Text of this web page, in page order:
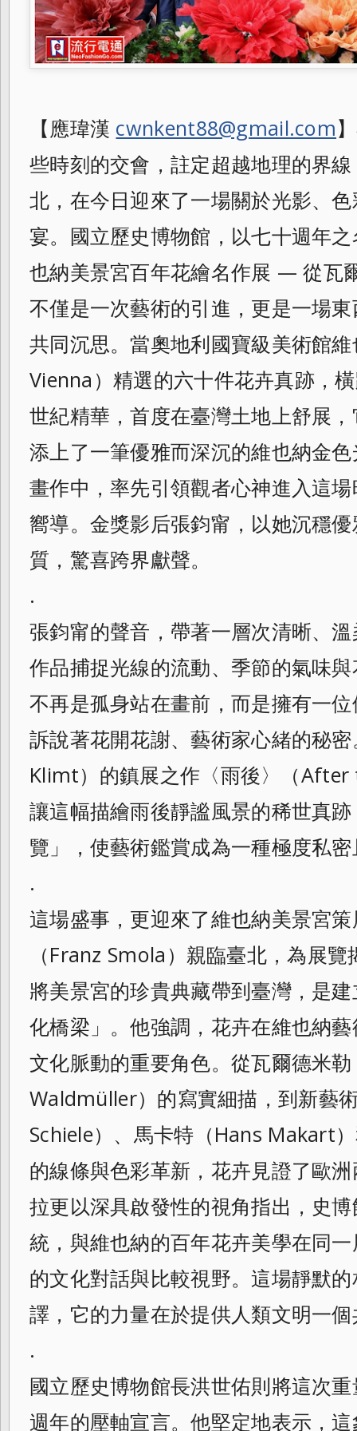
【應瑋漢 cwnkent88@gmail.com
些時刻的交會，註定超越地理的界
北，在今日迎來了一場關於光影、
宴。國立歷史博物館，以七十週年
也納美景宮百年花繪名作展 — 從瓦
不僅是一次藝術的引進，更是一場
共同沉思。當奧地利國寶級美術館
Vienna）精選的六十件花卉真跡，
世紀精華，首度在臺灣土地上舒展
添上了一筆優雅而深沉的維也納金
畫作中，率先引領觀者心神進入這
嚮導。金獎影后張鈞甯，以她沉穩
質，驚喜跨界獻聲。
.
張鈞甯的聲音，帶著一層次清晰、
作品捕捉光線的流動、季節的氣味
不再是孤身站在畫前，而是擁有一
訴說著花開花謝、藝術家心緒的秘
Klimt）的鎮展之作〈雨後〉（
讓這幅描繪雨後靜謐風景的稀世真
覽」，使藝術鑑賞成為一種極度私
.
這場盛事，更迎來了維也納美景宮
（Franz Smola）親臨臺北，為展
將美景宮的珍貴典藏帶到臺灣，是
化橋梁」。他強調，花卉在維也納
文化脈動的重要角色。從瓦爾德米
Waldmüller）的寫實細描，到新藝
Schiele）、馬卡特（Hans Makart
的線條與色彩革新，花卉見證了歐
拉更以深具啟發性的視角指出，史
統，與維也納的百年花卉美學在同
的文化對話與比較視野。這場靜默
譯，它的力量在於提供人類文明一
.
國立歷史博物館長洪世佑則將這次
週年的壓軸宣言。他堅定地表示，